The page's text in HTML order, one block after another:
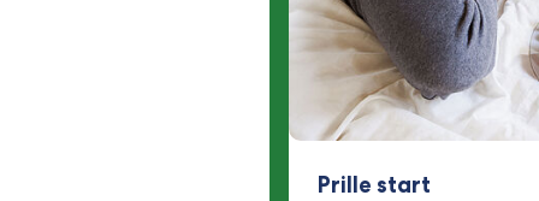
Prille start